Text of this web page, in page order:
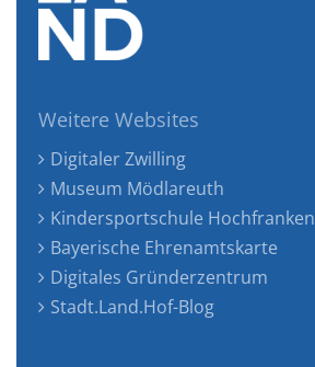
Weitere Websites
Digitaler Zwilling
Museum Mödlareuth
Kindersportschule Hochfranken
Bayerische Ehrenamtskarte
Digitales Gründerzentrum
Stadt.Land.Hof-Blog